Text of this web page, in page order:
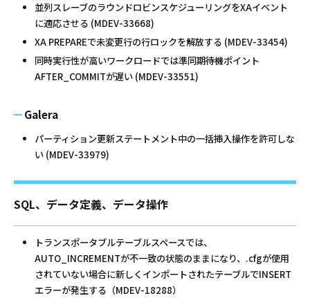
並列スレーブのラウンドロビンスケジューリングをXAイベント
に適応させる (MDEV-33668)
XA PREPAREで未変更行の行ロックを解放する (MDEV-33454)
同時実行性が高いワークロードでは準同期待機ポイント
AFTER_COMMITが遅い (MDEV-33551)
Galera
パーティション更新ステートメント中の一括挿入操作を許可しな
い (MDEV-33979)
SQL、データ定義、データ操作
トランスポータブルテーブルスペースでは、
AUTO_INCREMENTが不一致の状態のままになり、.cfgが使用
されていない場合に新しくインポートされたテーブルでINSERT
エラーが発生する（MDEV-18288）